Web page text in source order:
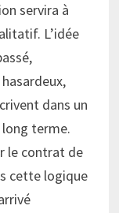
servira à
L’idée
dans un
terme.
le contrat de
cette logique